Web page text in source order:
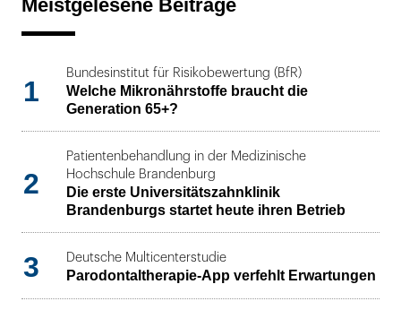
Meistgelesene Beiträge
1
Bundesinstitut für Risikobewertung (BfR)
Welche Mikronährstoffe braucht die
Generation 65+?
2
Patientenbehandlung in der Medizinische
Hochschule Brandenburg
Die erste Universitätszahnklinik
Brandenburgs startet heute ihren Betrieb
3 Deutsche Multicenterstudie
Parodontaltherapie-App verfehlt Erwartungen